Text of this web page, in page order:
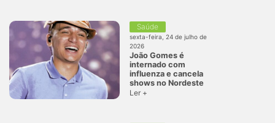
Saúde
sexta-feira, 24 de julho de
2026
João Gomes é
internado com
influenza e cancela
shows no Nordeste
Ler +